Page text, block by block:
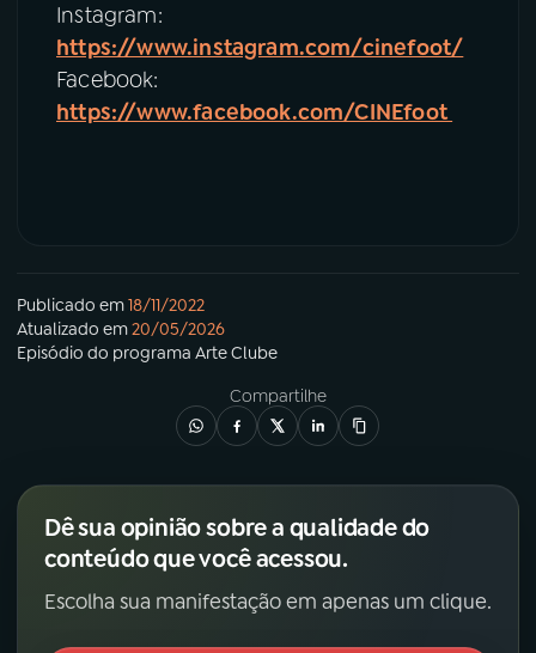
Instagram:
https://www.instagram.com/cinefoot/
Facebook:
https://www.facebook.com/CINEfoot
Publicado em18/11/2022
Atualizado em20/05/2026
Episódio do programa Arte Clube
Compartilhe
Dê sua opinião sobre a qualidade do
conteúdo que você acessou.
Escolha sua manifestação em apenas um clique.